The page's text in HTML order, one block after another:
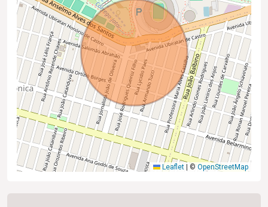
Leaflet ©OpenStreetMap